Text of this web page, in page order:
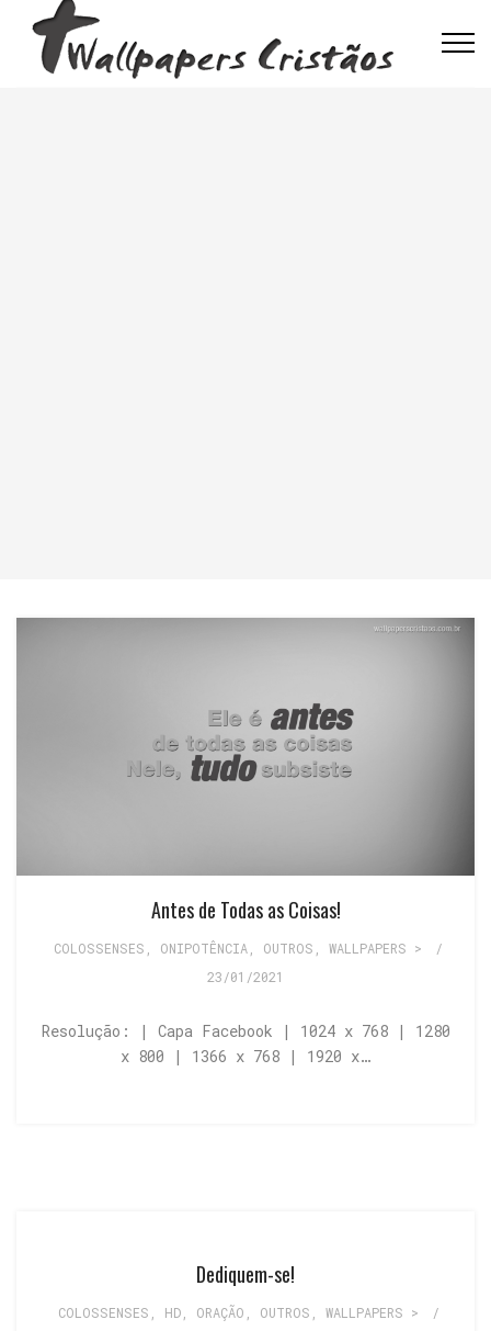
Antes de Todas as Coisas!
COLOSSENSES ONIPOTÊNCIA OUTROS WALLPAPERS >
/
23/01/2021
Resolução: | Capa Facebook | 1024 x 768 | 1280
x 800 | 1366 x 768 | 1920 x…
Dediquem-se!
COLOSSENSES HD, ORAÇÃO OUTROS WALLPAPERS >
/